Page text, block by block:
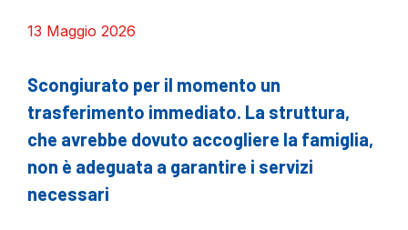
13 Maggio 2026
Scongiurato per il momento un
trasferimento immediato. La struttura,
che avrebbe dovuto accogliere la famiglia,
non è adeguata a garantire i servizi
necessari